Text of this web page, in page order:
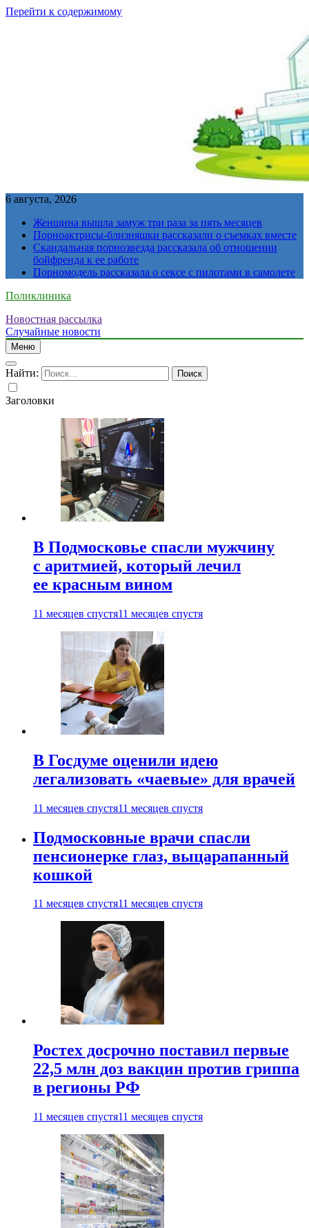
Перейти к содержимому
6 августа, 2026
Женщина вышла замуж три раза за пять месяцев
Порноактрисы-близняшки рассказали о съемках вместе
Скандальная порнозвезда рассказала об отношении
бойфренда к ее работе
Порномодель рассказала о сексе с пилотами в самолете
Поликлиника
Новостная рассылка
Случайные новости
Меню
Найти:
Заголовки
В Подмосковье спасли мужчину
с аритмией, который лечил
ее красным вином
11 месяцев спустя11 месяцев спустя
В Госдуме оценили идею
легализовать «чаевые» для врачей
11 месяцев спустя11 месяцев спустя
Подмосковные врачи спасли
пенсионерке глаз, выцарапанный
кошкой
11 месяцев спустя11 месяцев спустя
Ростех досрочно поставил первые
22,5 млн доз вакцин против гриппа
в регионы РФ
11 месяцев спустя11 месяцев спустя